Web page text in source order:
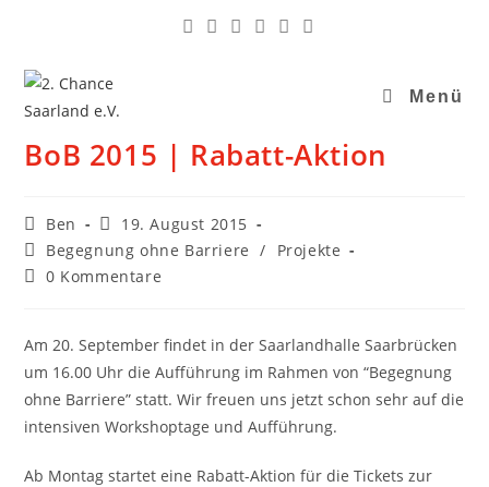
Menü
BoB 2015 | Rabatt-Aktion
Ben
19. August 2015
Begegnung ohne Barriere
/
Projekte
0 Kommentare
Am 20. September findet in der Saarlandhalle Saarbrücken
um 16.00 Uhr die Aufführung im Rahmen von “Begegnung
ohne Barriere” statt. Wir freuen uns jetzt schon sehr auf die
intensiven Workshoptage und Aufführung.
Ab Montag startet eine Rabatt-Aktion für die Tickets zur